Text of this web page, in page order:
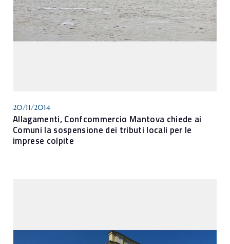
20/11/2014
Allagamenti, Confcommercio Mantova chiede ai
Comuni la sospensione dei tributi locali per le
imprese colpite